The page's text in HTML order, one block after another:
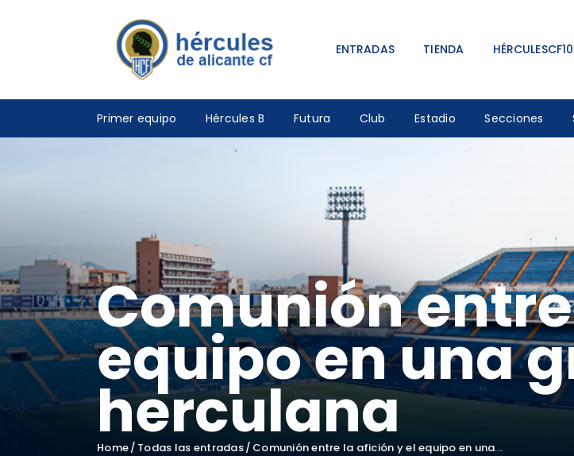
ENTRADAS TIENDA
Primer equipo Hércules B Futura Club Estadio Secciones
Comunión
equipo en una
herculana
Home Todas las entradas Comunión entre la afición y el equipo en una...
TIENDA